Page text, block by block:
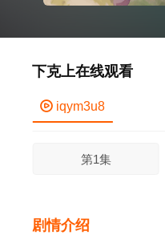
下克上在线观看
 iqym3u8
第1集
剧情介绍